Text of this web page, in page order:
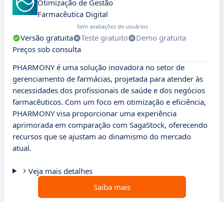
Otimização de Gestão
Farmacêutica Digital
Sem avaliações de usuários
Versão gratuita Teste gratuito
Demo gratuita
Preços sob consulta
PHARMONY é uma solução inovadora no setor de
gerenciamento de farmácias, projetada para atender às
necessidades dos profissionais de saúde e dos negócios
farmacêuticos. Com um foco em otimização e eficiência,
PHARMONY visa proporcionar uma experiência
aprimorada em comparação com SagaStock, oferecendo
recursos que se ajustam ao dinamismo do mercado
atual.
Veja mais detalhes
Saiba mais